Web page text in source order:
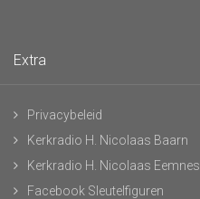
Extra
Privacybeleid
Kerkradio H. Nicolaas Baarn
Kerkradio H. Nicolaas Eemnes
Facebook Sleutelfiguren